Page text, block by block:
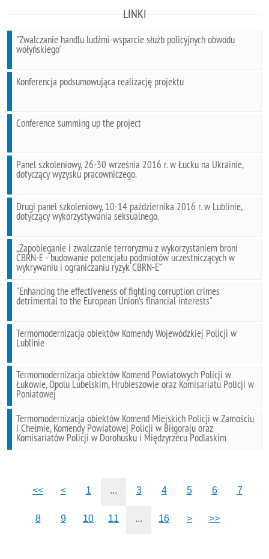
LINKI
"Zwalczanie handlu ludźmi-wsparcie służb policyjnych obwodu
wołyńskiego"
Konferencja podsumowująca realizację projektu
Conference summing up the project
Panel szkoleniowy, 26-30 września 2016 r. w Łucku na Ukrainie,
dotyczący wyzysku pracowniczego.
Drugi panel szkoleniowy, 10-14 października 2016 r. w Lublinie,
dotyczący wykorzystywania seksualnego.
„Zapobieganie i zwalczanie terroryzmu z wykorzystaniem broni
CBRN-E - budowanie potencjału podmiotów uczestniczących w
wykrywaniu i ograniczaniu ryzyk CBRN-E”
"Enhancing the effectiveness of fighting corruption crimes
detrimental to the European Union’s financial interests"
Termomodernizacja obiektów Komendy Wojewódzkiej Policji w
Lublinie
Termomodernizacja obiektów Komend Powiatowych Policji w
Łukowie, Opolu Lubelskim, Hrubieszowie oraz Komisariatu Policji w
Poniatowej
Termomodernizacja obiektów Komend Miejskich Policji w Zamościu
i Chełmie, Komendy Powiatowej Policji w Biłgoraju oraz
Komisariatów Policji w Dorohusku i Międzyrzecu Podlaskim
<< < 1 ... 3 4 5 6 7
8 9 10 11 ... 16 > >>